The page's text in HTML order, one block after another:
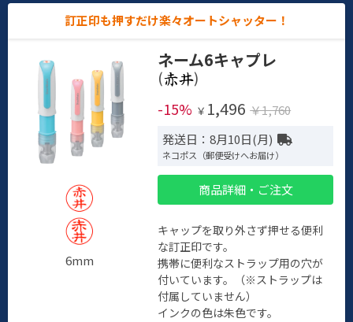
訂正印も押すだけ楽々オートシャッター！
6mm
ネーム6キャプレ
(
)
-15% ￥ 1,496 ￥1,760
発送日：8月10日(月)
ネコポス（郵便受けへお届け）
商品詳細・ご注文
キャップを取り外さず押せる便利
な訂正印です。
携帯に便利なストラップ用の穴が
付いています。（※ストラップは
付属していません）
インクの色は朱色です。